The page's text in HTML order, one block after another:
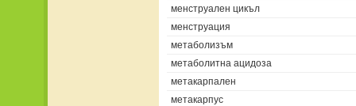
менструален цикъл
менструация
метаболизъм
метаболитна ацидоза
метакарпален
метакарпус